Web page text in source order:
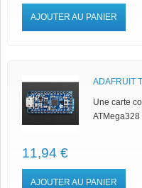
AJOUTER AU PANIER
ADAFRUIT
Une carte
ATMega328
11,94 €
AJOUTER AU PANIER